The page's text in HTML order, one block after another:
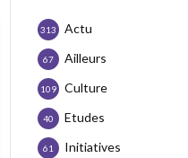
Actu
313
Ailleurs
67
Culture
109
Etudes
40
Initiatives
61